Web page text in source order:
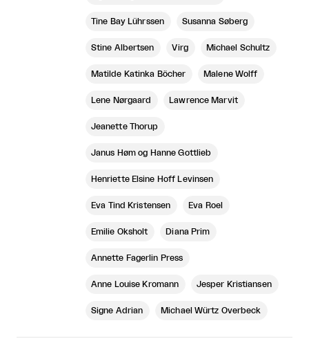
Tine Bay Lührssen Susanna Søberg
Stine Albertsen Virg Michael Schultz
Matilde Katinka Böcher Malene Wolff
Lene Nørgaard Lawrence Marvit
Jeanette Thorup
Janus Høm og Hanne Gottlieb
Henriette Elsine Hoff Levinsen
Eva Tind Kristensen Eva Roel
Emilie Oksholt Diana Prim
Annette Fagerlin Press
Anne Louise Kromann Jesper Kristiansen
Signe Adrian Michael Würtz Overbeck